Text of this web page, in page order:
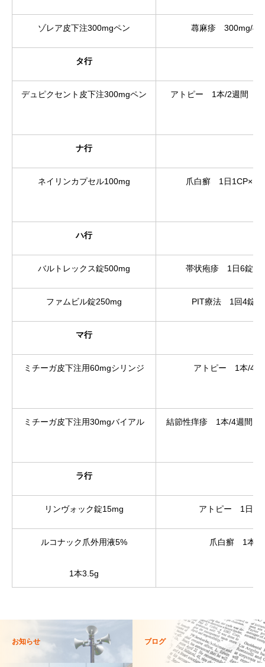
ゾレア皮下注300mgペン 蕁麻疹 300mg/4
タ行
デュピクセント皮下注300mgペン アトピー 1本/2週間（
ナ行
ネイリンカプセル100mg 爪白癬 1日1CP×12
ハ行
バルトレックス錠500mg 帯状疱疹 1日6錠×7
ファムビル錠250mg PIT療法 1回4錠
マ行
ミチーガ皮下注用60mgシリンジ アトピー 1本/4週
ミチーガ皮下注用30mgバイアル 結節性痒疹 1本/4週間（
ラ行
リンヴォック錠15mg アトピー 1日1
ルコナック爪外用液5%
1本3.5g
爪白癬 1本
お知らせ ブログ